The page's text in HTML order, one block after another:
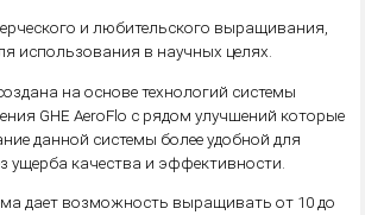
и любительского выращивания,
использования в научных целях.
на основе технологий системы
GHE AeroFlo с рядом улучшений которые
данной системы более удобной для
ущерба качества и эффективности.
дает возможность выращивать от 10 до